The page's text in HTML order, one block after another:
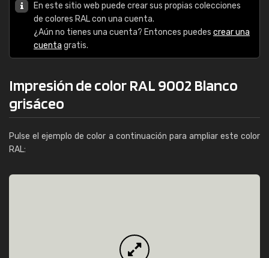
En este sitio web puede crear sus propias colecciones
de colores RAL con una cuenta.
¿Aún no tienes una cuenta? Entonces puedes crear una
cuenta gratis.
Impresión de color RAL 9002 Blanco
grisáceo
Pulse el ejemplo de color a continuación para ampliar este color
RAL: